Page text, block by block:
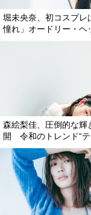
堀未央奈、初コスプレ
憧れ」オードリー・ヘ
森絵梨佳、圧倒的な輝
開 令和のトレンド“